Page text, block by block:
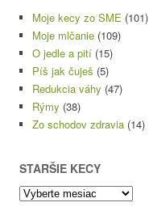
Moje kecy zo SME (101)
Moje mlčanie (109)
O jedle a pití (15)
Píš jak čuješ (5)
Redukcia váhy (47)
Rýmy (38)
Zo schodov zdravia (14)
STARŠIE KECY
Staršie
kecy